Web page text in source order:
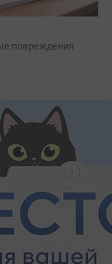
повреждения